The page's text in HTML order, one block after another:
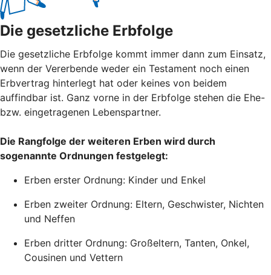
Die gesetzliche Erbfolge
Die gesetzliche Erbfolge kommt immer dann zum Einsatz,
wenn der Vererbende weder ein Testament noch einen
Erbvertrag hinterlegt hat oder keines von beidem
auffindbar ist. Ganz vorne in der Erbfolge stehen die Ehe-
bzw. eingetragenen Lebenspartner.
Die Rangfolge der weiteren Erben wird durch
sogenannte Ordnungen festgelegt:
Erben erster Ordnung: Kinder und Enkel
Erben zweiter Ordnung: Eltern, Geschwister, Nichten
und Neffen
Erben dritter Ordnung: Großeltern, Tanten, Onkel,
Cousinen und Vettern